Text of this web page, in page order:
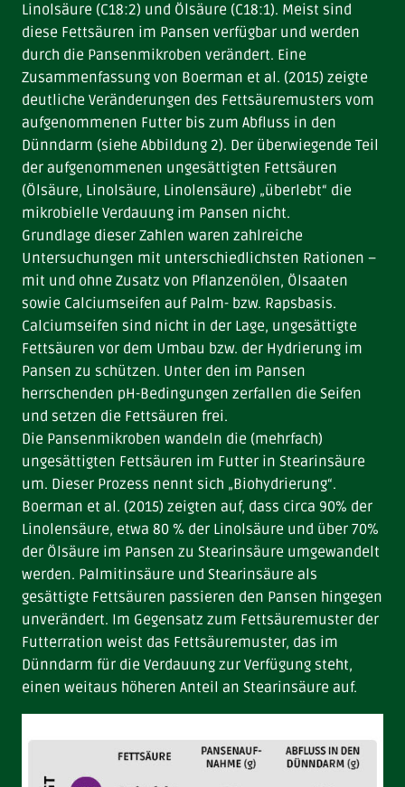
Linolsäure (C18:2) und Ölsäure (C18:1). Meist sind
diese Fettsäuren im Pansen verfügbar und werden
durch die Pansenmikroben verändert. Eine
Zusammenfassung von Boerman et al. (2015) zeigte
deutliche Veränderungen des Fettsäuremusters vom
aufgenommenen Futter bis zum Abfluss in den
Dünndarm (siehe Abbildung 2). Der überwiegende Teil
der aufgenommenen ungesättigten Fettsäuren
(Ölsäure, Linolsäure, Linolensäure) „überlebt“ die
mikrobielle Verdauung im Pansen nicht.
Grundlage dieser Zahlen waren zahlreiche
Untersuchungen mit unterschiedlichsten Rationen –
mit und ohne Zusatz von Pflanzenölen, Ölsaaten
sowie Calciumseifen auf Palm- bzw. Rapsbasis.
Calciumseifen sind nicht in der Lage, ungesättigte
Fettsäuren vor dem Umbau bzw. der Hydrierung im
Pansen zu schützen. Unter den im Pansen
herrschenden pH-Bedingungen zerfallen die Seifen
und setzen die Fettsäuren frei.
Die Pansenmikroben wandeln die (mehrfach)
ungesättigten Fettsäuren im Futter in Stearinsäure
um. Dieser Prozess nennt sich „Biohydrierung“.
Boerman et al. (2015) zeigten auf, dass circa 90% der
Linolensäure, etwa 80 % der Linolsäure und über 70%
der Ölsäure im Pansen zu Stearinsäure umgewandelt
werden. Palmitinsäure und Stearinsäure als
gesättigte Fettsäuren passieren den Pansen hingegen
unverändert. Im Gegensatz zum Fettsäuremuster der
Futterration weist das Fettsäuremuster, das im
Dünndarm für die Verdauung zur Verfügung steht,
einen weitaus höheren Anteil an Stearinsäure auf.